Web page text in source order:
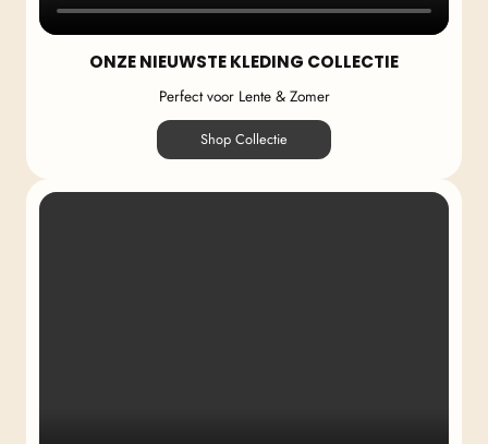
ONZE NIEUWSTE KLEDING COLLECTIE
Perfect voor Lente & Zomer
Shop Collectie